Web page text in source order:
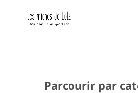
Parcourir par